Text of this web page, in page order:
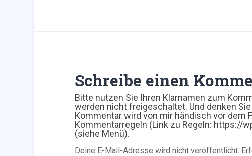
Schreibe einen
Bitte nutzen Sie Ihren Klarnamen zum
werden nicht freigeschaltet. Und denken
Kommentar wird von mir händisch vor dem
Kommentarregeln (Link zu Regeln: https://
(siehe Menü).
Deine E-Mail-Adresse wird nicht veröffentlicht.